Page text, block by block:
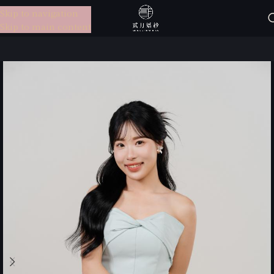
Skip to navigation
Skip to main content
選單